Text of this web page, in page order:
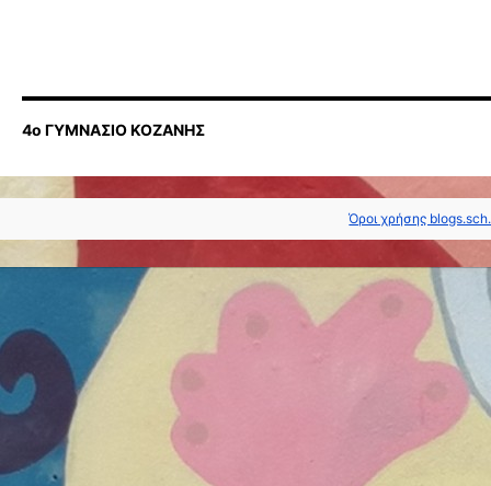
4ο ΓΥΜΝΑΣΙΟ ΚΟΖΑΝΗΣ
Όροι χρήσης